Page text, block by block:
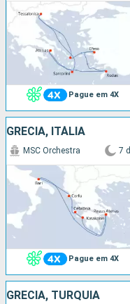
Pague em 4X
GRÉCIA, ITÁLIA
Pague em 4X
MSC Orchestra 7 d
GRÉCIA, TURQUIA